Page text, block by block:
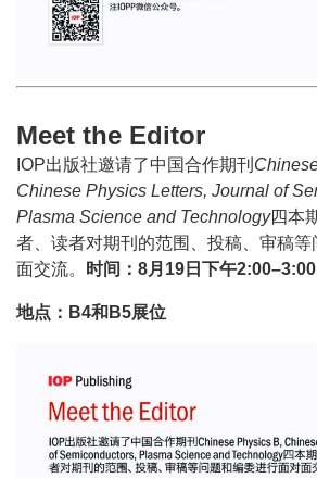
Meet the Editor
IOP出版社邀请了中国合作期刊
Chinese Physics Letters, Journal of
Plasma Science and Technology四本
者、读者对期刊的范围、投稿、审稿
面交流。
时间：8月19日下午2:00–3:00
地点：B4和B5展位